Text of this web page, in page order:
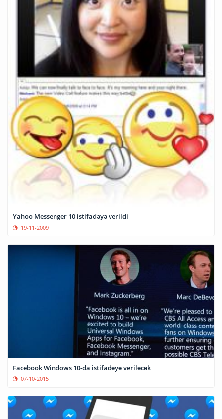
Yahoo Messenger 10 istifadəyə verildi
19-11-2009
Facebook Windows 10-da istifadəyə veriləcək
07-10-2015